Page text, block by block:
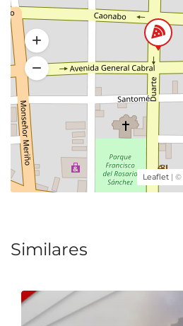
Leaflet | ©
Similares